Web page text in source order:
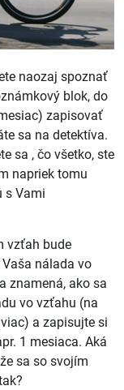
naozaj spoznať
blok, do
zapisovať
sa na detektíva.
sa , čo všetko, ste
napriek tomu
s Vami
vzťah bude
nálada vo
znamená, ako sa
vo vzťahu (na
a zapisujte si
1 mesiaca. Aká
sa so svojím